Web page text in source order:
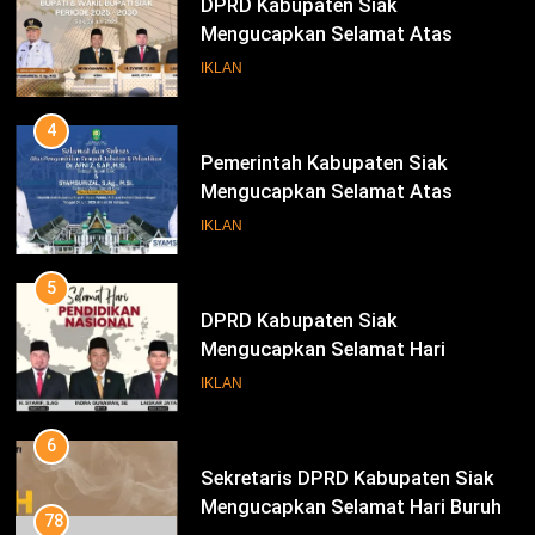
DPRD Kabupaten Siak
Mengucapkan Selamat Atas
Pengambilan Sumpah Jabatan
IKLAN
4
Pemerintah Kabupaten Siak
Mengucapkan Selamat Atas
Pengambilan Sumpah Jabatan
IKLAN
5
DPRD Kabupaten Siak
Mengucapkan Selamat Hari
Pendidikan Nasional
IKLAN
6
Sekretaris DPRD Kabupaten Siak
Mengucapkan Selamat Hari Buruh
78